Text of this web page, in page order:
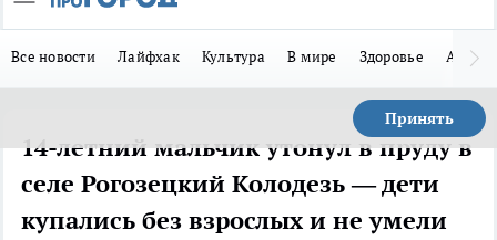
Все новости Лайфхак Культура В мире Здоровье Авто
Принять
14-летний мальчик утонул в пруду в
селе Рогозецкий Колодезь — дети
купались без взрослых и не умели